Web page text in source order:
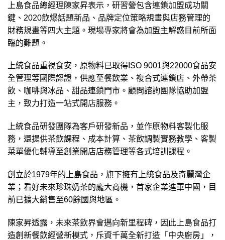
上島食品總經理陳家昇表示，研習營包含連鎖加盟成功關
鍵、2020飲爆話題新品、品牌定位策略規畫與店務管理的
財務規畫等四大主題。現場專家將會為加盟主解惑目前所面
臨的難題。
上統食品重視食安，原物料已取得ISO 9001與22000食品安
全管理等國際認證，供應至餐飲業、複合式連鎖店、外帶茶
飲、咖啡與冰品、甜品連鎖門市。顧問諮詢團隊協助加盟
主，致力打造一站式開店服務。
上統食品研發團隊為客戶研發新品，並作原物料客製化服
務，還提供茶飲課程、成本計算、茶飲調製實務教學、客製
菜單優化輔導至創業開店店務管理等各式培訓課程。
創立於1979年的上島食品，旗下擁有上統食品及奇麗灣企
業；看好未來珍珠奶茶的龐大商機，首家企業進軍中國，目
前已擴大銷售至60餘國與地區。
陳家昇透露，未來茶飲界會邁向新里程碑，因此上島食品打
造創新餐飲經營新模式，斥資千萬全新打造「中央廚房」，